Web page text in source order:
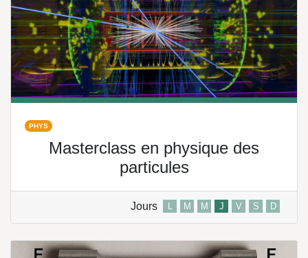
PHYS
Masterclass en physique des
particules
Jours L M M J V S D